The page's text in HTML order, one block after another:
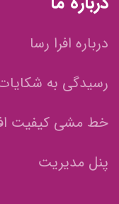
درباره افرا رسا
رسیدگی به
خط مشی کیفیت
پنل مدیریت